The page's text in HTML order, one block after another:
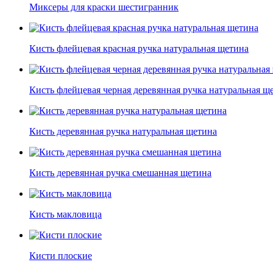
Миксеры для краски шестигранник
Кисть флейцевая красная ручка натуральная щетина
Кисть флейцевая черная деревянная ручка натуральная
Кисть деревянная ручка натуральная щетина
Кисть деревянная ручка смешанная щетина
Кисть макловица
Кисти плоские